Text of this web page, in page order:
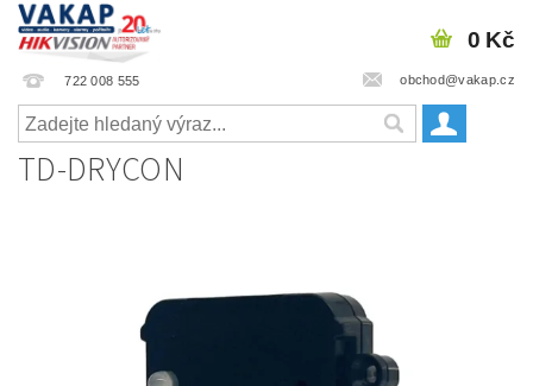
722 008 555 obchod@vakap.cz
0 Kč
TD-DRYCON